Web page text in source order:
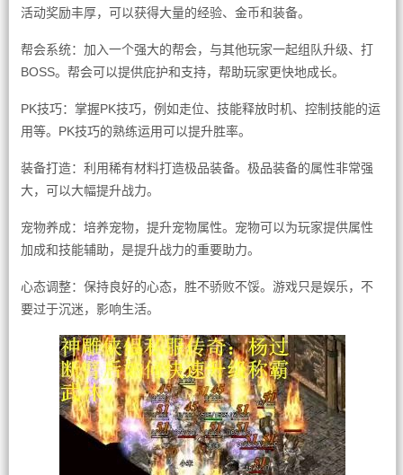
活动奖励丰厚，可以获得大量的经验、金币和装备。
帮会系统：加入一个强大的帮会，与其他玩家一起组队升级、打
BOSS。帮会可以提供庇护和支持，帮助玩家更快地成长。
PK技巧：掌握PK技巧，例如走位、技能释放时机、控制技能的运
用等。PK技巧的熟练运用可以提升胜率。
装备打造：利用稀有材料打造极品装备。极品装备的属性非常强
大，可以大幅提升战力。
宠物养成：培养宠物，提升宠物属性。宠物可以为玩家提供属性
加成和技能辅助，是提升战力的重要助力。
心态调整：保持良好的心态，胜不骄败不馁。游戏只是娱乐，不
要过于沉迷，影响生活。